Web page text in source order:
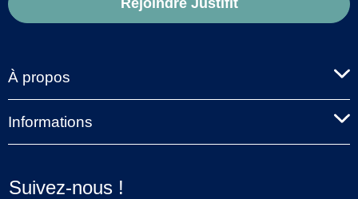
Rejoindre Justifit
À propos
Informations
Suivez-nous !